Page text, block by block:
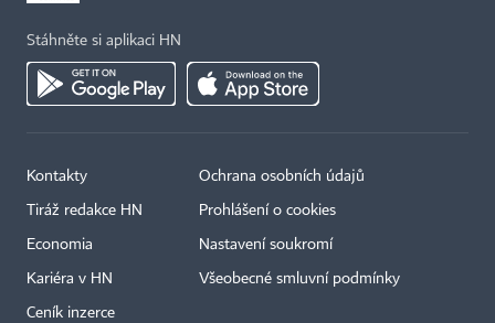
Stáhněte si aplikaci HN
Kontakty
Tiráž redakce HN
Economia
Kariéra v HN
Ceník inzerce
Ochrana osobních údajů
Prohlášení o cookies
Nastavení soukromí
Všeobecné smluvní podmínky